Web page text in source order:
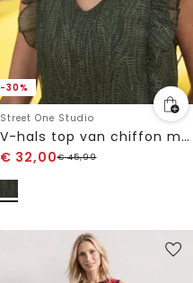
-30%
Street One Studio
V-hals top van chiffon met volants
€ 32,00€45,99